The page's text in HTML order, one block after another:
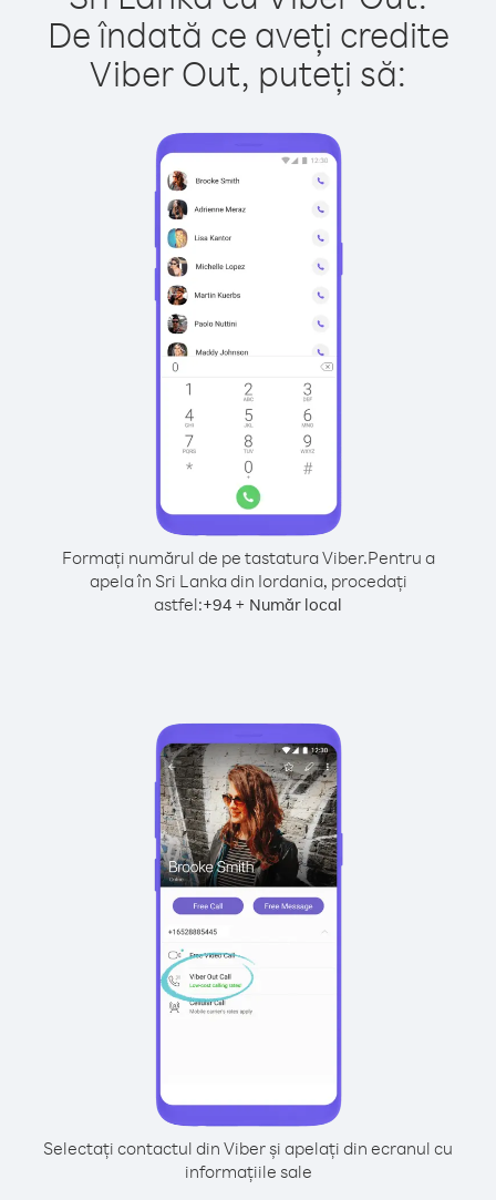
De îndată ce aveți credite
Viber Out, puteți să:
Formați numărul de pe tastatura Viber.Pentru a
apela în Sri Lanka din Iordania, procedați
astfel:+94 + Număr local
Selectați contactul din Viber și apelați din ecranul cu
informațiile sale